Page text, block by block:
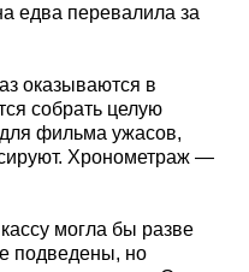
едва перевалила за
оказываются в
собрать целую
фильма ужасов,
Хронометраж —
могла бы разве
подведены, но